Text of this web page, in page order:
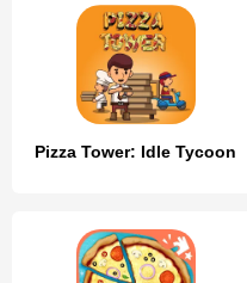
Pizza Tower: Idle Tycoon